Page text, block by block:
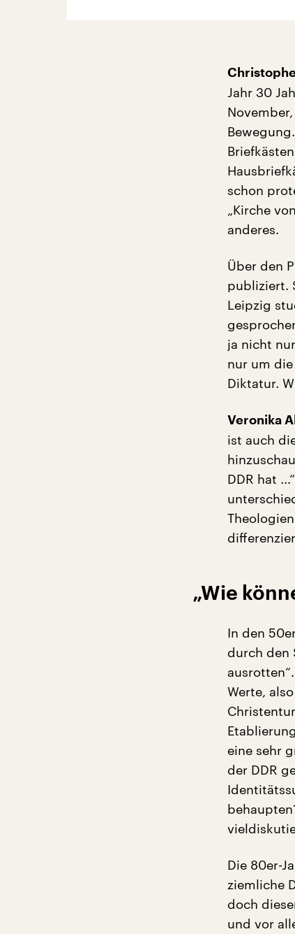
Jahr 30
schon
„Kirche
anderes.
Über den
publiziert.
Leipzig
ja nicht
nur um
Diktatur.
Veronika
ist auch
DDR hat
„Wie
In den
durch den
Werte,
eine sehr
der DDR
Die 80er-
ziemliche
doch
und vor